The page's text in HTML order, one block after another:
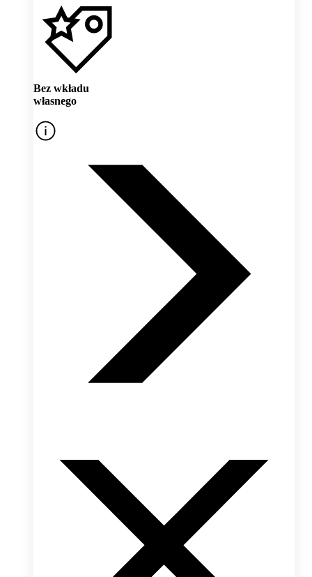
Bez wkładu
własnego